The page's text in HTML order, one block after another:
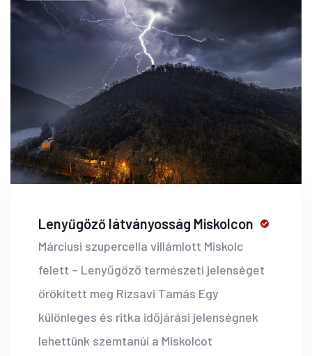
Lenyűgöző látványosság Miskolcon
Márciusi szupercella villámlott Miskolc
felett – Lenyűgöző természeti jelenséget
örökített meg Rizsavi Tamás Egy
különleges és ritka időjárási jelenségnek
lehettünk szemtanúi a Miskolcot